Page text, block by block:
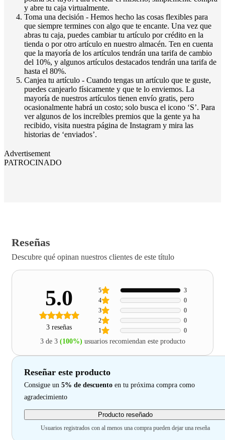
y abre tu caja virtualmente.
Toma una decisión - Hemos hecho las cosas flexibles para
que siempre termines con algo que te encante. Una vez que
abras tu caja, puedes cambiar tu artículo por crédito en la
tienda o por otro artículo en nuestro almacén. Ten en cuenta
que la mayoría de los artículos tendrán una tarifa de cambio
del 10%, y algunos artículos destacados tendrán una tarifa de
hasta el 80%.
Canjea tu artículo - Cuando tengas un artículo que te guste,
puedes canjearlo físicamente y que te lo enviemos. La
mayoría de nuestros artículos tienen envío gratis, pero
ocasionalmente habrá un costo; solo busca el icono ‘S’. Para
ver algunos de los increíbles premios que la gente ya ha
recibido, visita nuestra página de Instagram y mira las
historias de ‘enviados’.
Advertisement
PATROCINADO
Reseñas
Descubre qué opinan nuestros clientes de este título
5.0
3 reseñas 1 0
2 0
3 0
4 0
5 3
3 de 3 (100%) usuarios recomiendan este producto
Reseñar este producto
Consigue un 5% de descuento en tu próxima compra como
agradecimiento
Producto reseñado
Usuarios registrados con al menos una compra pueden dejar una reseña